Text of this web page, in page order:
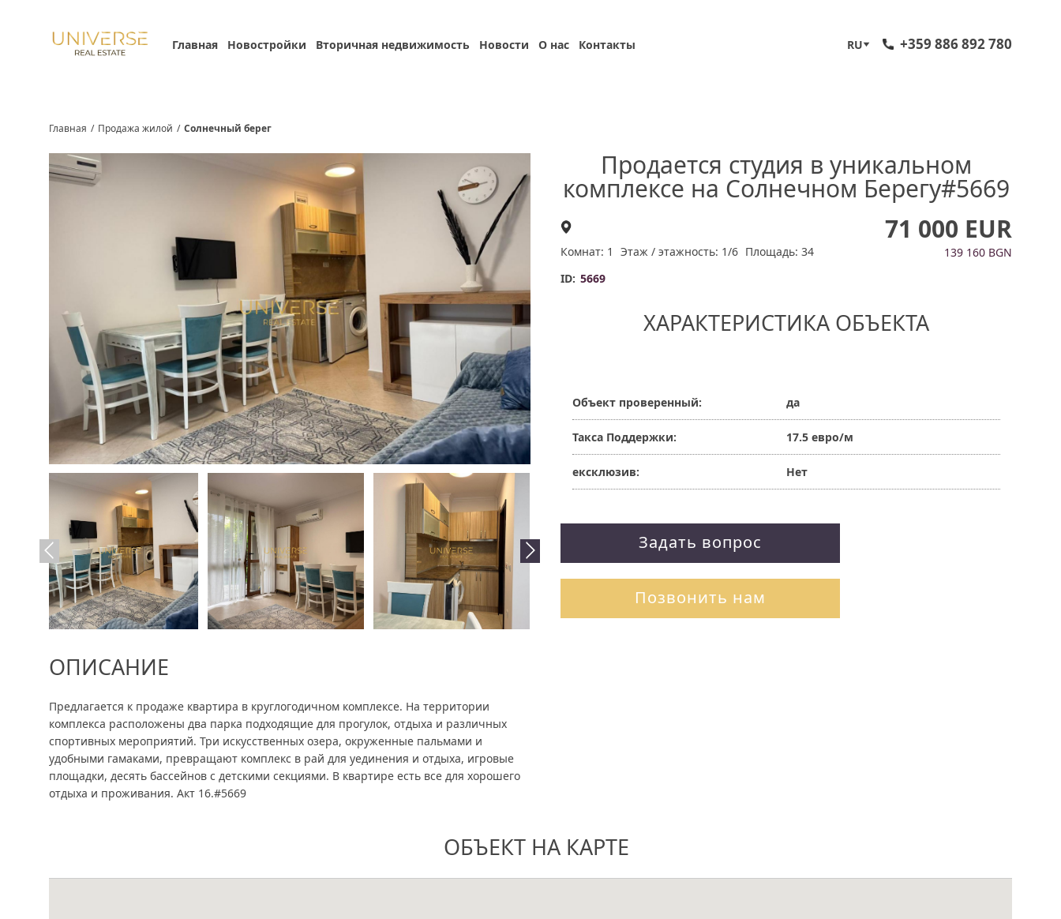
Главная Новостройки Вторичная недвижимость Новости О нас Контакты RU +359 886 892 780
Главная / Продажа жилой / Солнечный берег
ОПИСАНИЕ
Предлагается к продаже квартира в круглогодичном комплексе. На территории
комплекса расположены два парка подходящие для прогулок, отдыха и различных
спортивных мероприятий. Три искусственных озера, окруженные пальмами и
удобными гамаками, превращают комплекс в рай для уединения и отдыха, игровые
площадки, десять бассейнов с детскими секциями. В квартире есть все для хорошего
отдыха и проживания. Акт 16.#5669
Продается студия в уникальном
комплексе на Солнечном Берегу#5669
Комнат: 1 Этаж / этажность: 1/6 Площадь: 34
ID: 5669
71 000 EUR
139 160 BGN
ХАРАКТЕРИСТИКА ОБЪЕКТА
Объект проверенный: да
Такса Поддержки: 17.5 евро/м
ексклюзив: Нет
Задать вопрос
Позвонить нам
ОБЪЕКТ НА КАРТЕ